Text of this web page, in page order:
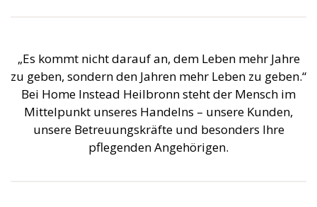
„Es kommt nicht darauf an, dem Leben mehr Jahre
zu geben, sondern den Jahren mehr Leben zu geben.“
Bei Home Instead Heilbronn steht der Mensch im
Mittelpunkt unseres Handelns – unsere Kunden,
unsere Betreuungskräfte und besonders Ihre
pflegenden Angehörigen.